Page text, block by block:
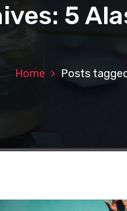
5
Home Posts